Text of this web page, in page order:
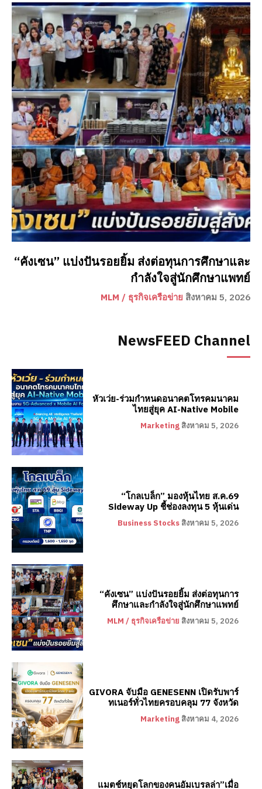
“คังเซน” แบ่งปันรอยยิ้ม ส่งต่อทุนการศึกษาและ
กำลังใจสู่นักศึกษาแพทย์
MLM / ธุรกิจเครือข่าย สิงหาคม 5, 2026
NewsFEED Channel
หัวเว่ย-ร่วมกำหนดอนาคตโทรคมนาคม
ไทยสู่ยุค AI-Native Mobile
Marketing สิงหาคม 5, 2026
“โกลเบล็ก” มองหุ้นไทย ส.ค.69
Sideway Up ชี้ช่องลงทุน 5 หุ้นเด่น
Business Stocks สิงหาคม 5, 2026
“คังเซน” แบ่งปันรอยยิ้ม ส่งต่อทุนการ
ศึกษาและกำลังใจสู่นักศึกษาแพทย์
MLM / ธุรกิจเครือข่าย สิงหาคม 5, 2026
GIVORA จับมือ GENESENN เปิดรับพาร์
ทเนอร์ทั่วไทยครอบคลุม 77 จังหวัด
Marketing สิงหาคม 4, 2026
แมตช์หยุดโลกของคนอัมเบรลล่า”เมื่อ